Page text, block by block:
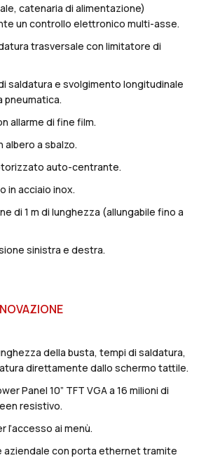
catenaria di alimentazione)
un controllo elettronico multi-asse.
trasversale con limitatore di
saldatura e svolgimento longitudinale
pneumatica.
allarme di fine film.
albero a sbalzo.
auto-centrante.
in acciaio inox.
di 1 m di lunghezza (allungabile fino a
sinistra e destra.
della busta, tempi di saldatura,
direttamente dallo schermo tattile.
Panel 10” TFT VGA a 16 milioni di
resistivo.
l’accesso ai menù.
aziendale con porta ethernet tramite